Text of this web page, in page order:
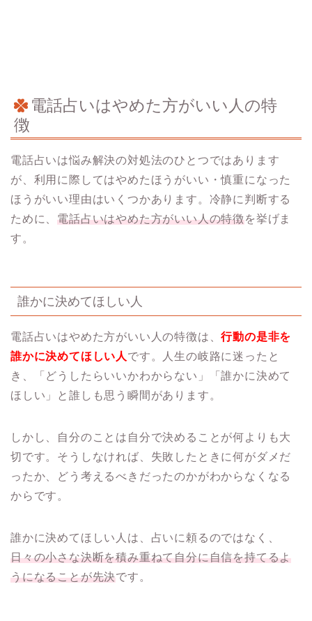
電話占いはやめた方がいい人の特
徴
電話占いは悩み解決の対処法のひとつではあります
が、利用に際してはやめたほうがいい・慎重になった
ほうがいい理由はいくつかあります。冷静に判断する
ために、電話占いはやめた方がいい人の特徴を挙げま
す。
誰かに決めてほしい人
電話占いはやめた方がいい人の特徴は、行動の是非を
誰かに決めてほしい人 です。人生の岐路に迷ったと
き、「どうしたらいいかわからない」「誰かに決めて
ほしい」と誰しも思う瞬間があります。
しかし、自分のことは自分で決めることが何よりも大
切です。そうしなければ、失敗したときに何がダメだ
ったか、どう考えるべきだったのかがわからなくなる
からです。
誰かに決めてほしい人は、占いに頼るのではなく、
日々の小さな決断を積み重ねて自分に自信を持てるよ
うになることが先決です。